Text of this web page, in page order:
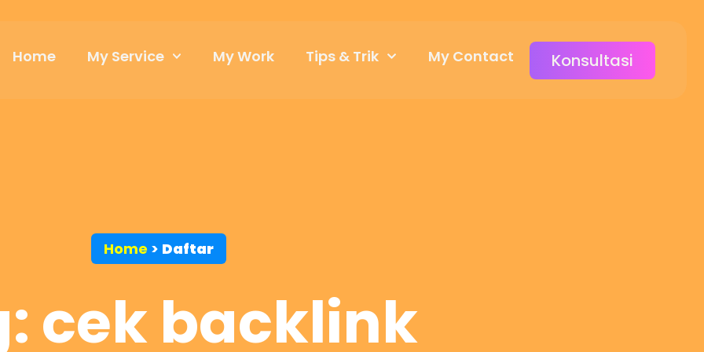
Home My Service My Work Tips & Trik My Contact Konsultasi
Home > Daftar
cek backlink